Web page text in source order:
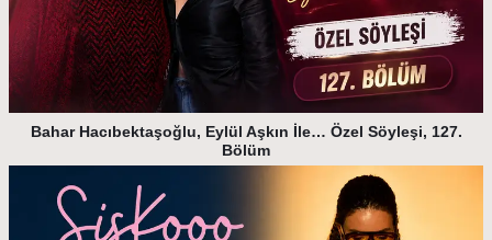
Bahar Hacıbektaşoğlu, Eylül Aşkın İle… Özel Söyleşi, 127.
Bölüm